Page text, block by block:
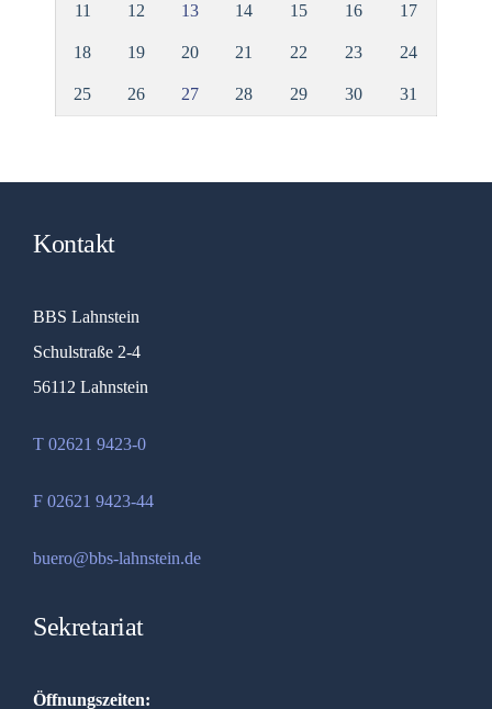
11 12 13 14 15 16 17
18 19 20 21 22 23 24
25 26 27 28 29 30 31
Kontakt
BBS Lahnstein
Schulstraße 2-4
56112 Lahnstein
T 02621 9423-0
F 02621 9423-44
buero@bbs-lahnstein.de
Sekretariat
Öffnungszeiten: